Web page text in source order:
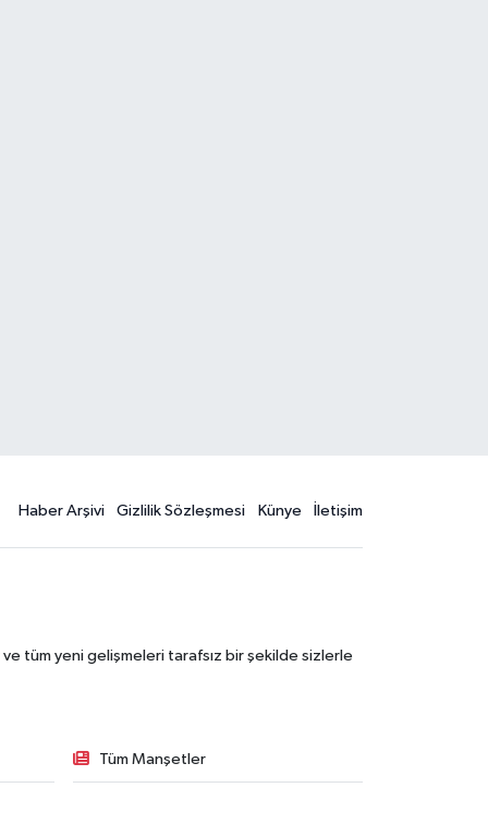
Haber Arşivi Gizlilik Sözleşmesi Künye İletişim
tüm yeni gelişmeleri tarafsız bir şekilde sizlerle
Tüm Manşetler